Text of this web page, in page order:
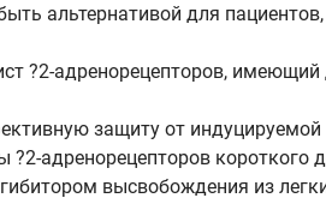
альтернативой для
?2-адренорецепторов,
защиту от
адренорецепторов короткого
высвобождения из